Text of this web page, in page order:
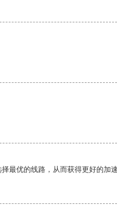
最优的线路，从而获得更好的加速